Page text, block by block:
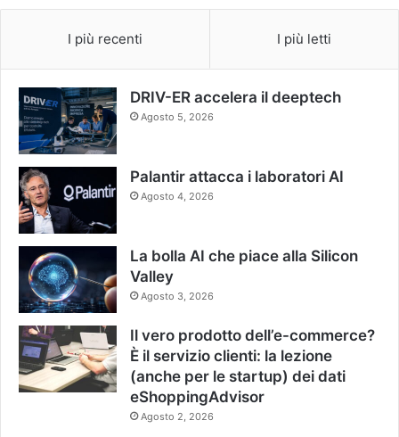
I più recenti I più letti
DRIV-ER accelera il deeptech
Agosto 5, 2026
Palantir attacca i laboratori AI
Agosto 4, 2026
La bolla AI che piace alla Silicon
Valley
Agosto 3, 2026
Il vero prodotto dell’e-commerce?
È il servizio clienti: la lezione
(anche per le startup) dei dati
eShoppingAdvisor
Agosto 2, 2026